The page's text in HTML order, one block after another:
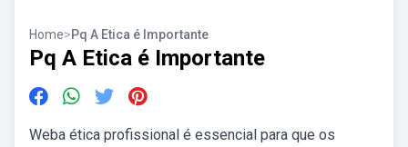
Home>Pq A Etica é Importante
Pq A Etica é Importante
Weba ética profissional é essencial para que os